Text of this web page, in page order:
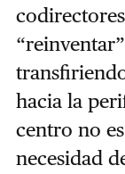
hacia la
centro no
necesidad